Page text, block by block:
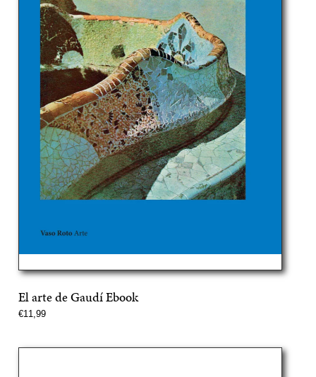
El arte de Gaudí Ebook
Precio
€11,99